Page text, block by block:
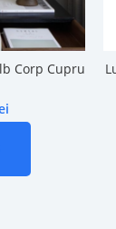
Corp Cupru